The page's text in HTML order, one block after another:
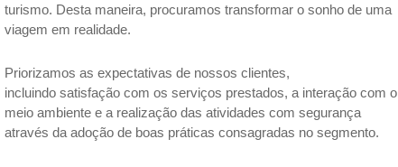
turismo. Desta maneira, procuramos transformar o sonho de uma
viagem em realidade.
Priorizamos as expectativas de nossos clientes,
incluindo satisfação com os serviços prestados, a interação com o
meio ambiente e a realização das atividades com segurança
através da adoção de boas práticas consagradas no segmento.